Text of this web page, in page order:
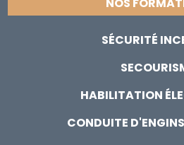
SÉCURITÉ
HABILITATION
CONDUITE